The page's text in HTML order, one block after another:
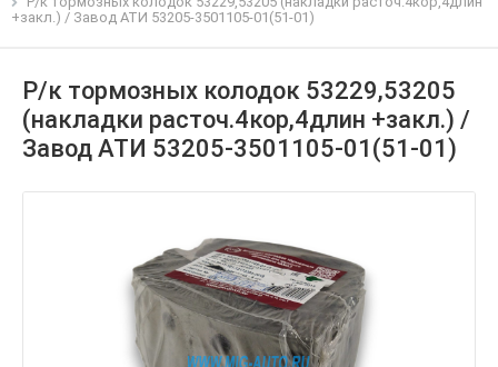
+закл.) / Завод АТИ 53205-3501105-01(51-01)
Р/к тормозных колодок 53229,53205
(накладки расточ.4кор,4длин +закл.) /
Завод АТИ 53205-3501105-01(51-01)